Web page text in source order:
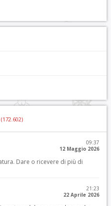
(172.602)
09:37
12 Maggio 2026
Dare o ricevere di più di
21:23
22 Aprile 2026